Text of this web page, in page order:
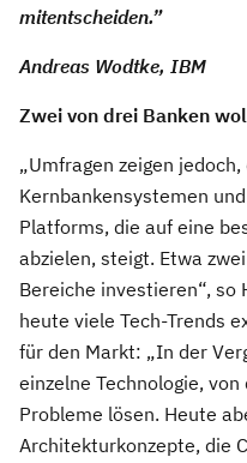
mitentscheiden.”
Andreas Wodtke, IBM
Zwei von drei Banken
„Umfragen zeigen
Kernbankensystemen
Platforms, die auf eine
abzielen, steigt. Etwa
Bereiche investieren“, so
heute viele Tech-Trends
für den Markt: „In der
einzelne Technologie,
Probleme lösen. Heute
Architekturkonzepte, die